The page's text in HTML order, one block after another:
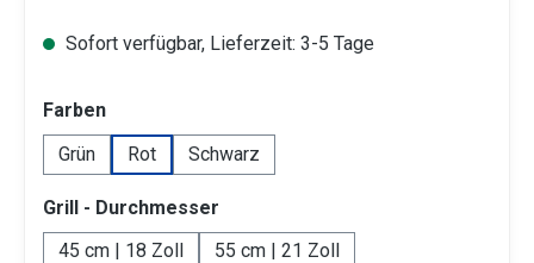
Sofort verfügbar, Lieferzeit: 3-5 Tage
Farbenauswählen
Grün
Rot Schwarz
Grill - Durchmesser
45 cm | 18 Zoll
55 cm | 21 Zoll